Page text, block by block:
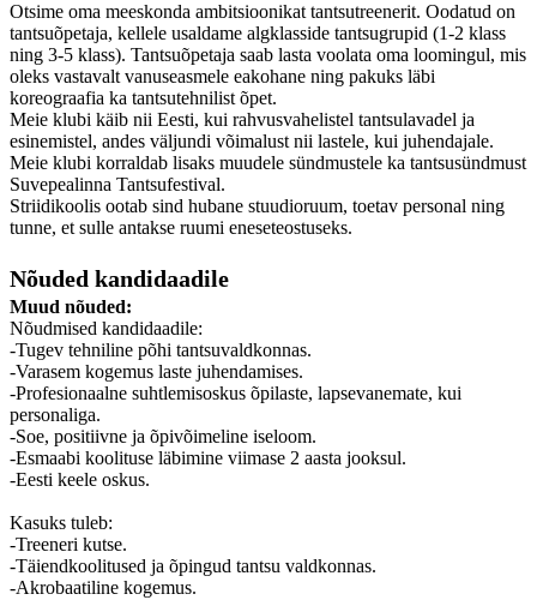
Otsime oma meeskonda ambitsioonikat tantsutreenerit. Oodatud on
tantsuõpetaja, kellele usaldame algklasside tantsugrupid (1-2 klass
ning 3-5 klass). Tantsuõpetaja saab lasta voolata oma loomingul, mis
oleks vastavalt vanuseasmele eakohane ning pakuks läbi
koreograafia ka tantsutehnilist õpet.
Meie klubi käib nii Eesti, kui rahvusvahelistel tantsulavadel ja
esinemistel, andes väljundi võimalust nii lastele, kui juhendajale.
Meie klubi korraldab lisaks muudele sündmustele ka tantsusündmust
Suvepealinna Tantsufestival.
Striidikoolis ootab sind hubane stuudioruum, toetav personal ning
tunne, et sulle antakse ruumi eneseteostuseks.
Nõuded kandidaadile
Muud nõuded:
Nõudmised kandidaadile:
-Tugev tehniline põhi tantsuvaldkonnas.
-Varasem kogemus laste juhendamises.
-Profesionaalne suhtlemisoskus õpilaste, lapsevanemate, kui
personaliga.
-Soe, positiivne ja õpivõimeline iseloom.
-Esmaabi koolituse läbimine viimase 2 aasta jooksul.
-Eesti keele oskus.
Kasuks tuleb:
-Treeneri kutse.
-Täiendkoolitused ja õpingud tantsu valdkonnas.
-Akrobaatiline kogemus.